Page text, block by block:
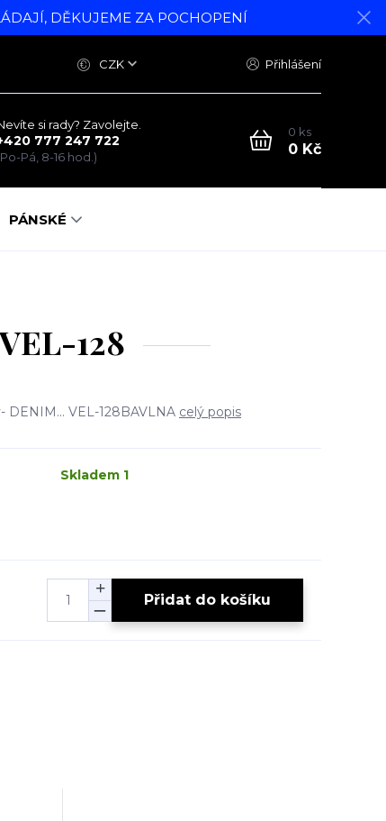
DĚKUJEME ZA POCHOPENÍ
CZK Přihlášení
si rady? Zavolejte.
777 247 722
Pá, 8-16 hod.)
0 ks
0 Kč
PÁNSKÉ
128
DENIM... VEL-128BAVLNA celý popis
Skladem 1
Přidat do košíku